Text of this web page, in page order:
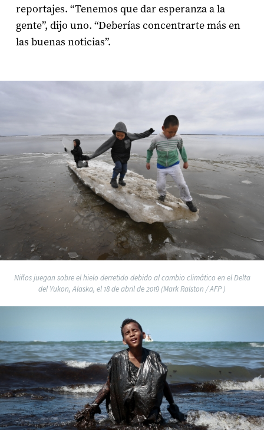
reportajes. “Tenemos que dar esperanza a la
gente”, dijo uno. “Deberías concentrarte más en
las buenas noticias”.
Niños juegan sobre el hielo derretido debido al cambio climático en el Delta
del Yukon, Alaska, el 18 de abril de 2019 (Mark Ralston / AFP )